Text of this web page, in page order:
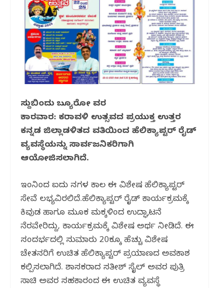
o
o
k
p
p
m
ಸುದ್ದಿಬಿಂದು ಬ್ಯೂರೋ ವರದಿ
ಕಾರವಾರ: ಕರಾವಳಿ ಉತ್ಸವದ ಪ್ರಯುಕ್ತ ಉತ್ತರ
ಕನ್ನಡ ಜಿಲ್ಲಾಡಳಿತದ ವತಿಯಿಂದ ಹೆಲಿಕ್ಯಾಪ್ಟರ್ ರೈಡ್
ವ್ಯವಸ್ಥೆಯನ್ನು ಸಾರ್ವಜನಿಕರಿಗಾಗಿ
ಆಯೋಜಿಸಲಾಗಿದೆ.
ಇಂದಿನಿಂದ ಐದು ದಿನಗಳ ಕಾಲ ಈ ವಿಶೇಷ ಹೆಲಿಕ್ಯಾಪ್ಟರ್
ಸೇವೆ ಲಭ್ಯವಿರಲಿದೆ.ಹೆಲಿಕ್ಯಾಪ್ಟರ್ ರೈಡ್ ಕಾರ್ಯಕ್ರಮಕ್ಕೆ
ಕಿವುಡ ಹಾಗೂ ಮೂಕ ಮಕ್ಕಳಿಂದ ಉದ್ಘಾಟನೆ
ನೆರವೇರಿದ್ದು, ಕಾರ್ಯಕ್ರಮಕ್ಕೆ ವಿಶೇಷ ಅರ್ಥ ನೀಡಿದೆ. ಈ
ಸಂದರ್ಭದಲ್ಲಿ ಸುಮಾರು 20ಕ್ಕೂ ಹೆಚ್ಚು ವಿಶೇಷ
ಚೇತನರಿಗೆ ಉಚಿತ ಹೆಲಿಕ್ಯಾಪ್ಟರ್ ಪ್ರಯಾಣದ ಅವಕಾಶ
ಕಲ್ಪಿಸಲಾಗಿದೆ. ಶಾಸಕರಾದ ಸತೀಶ್ ಸೈಲ್ ಅವರ ಪುತ್ರಿ
ಸಾಚಿ ಅವರ ಸಹಕಾರದಿಂದ ಈ ಉಚಿತ ವ್ಯವಸ್ಥೆ